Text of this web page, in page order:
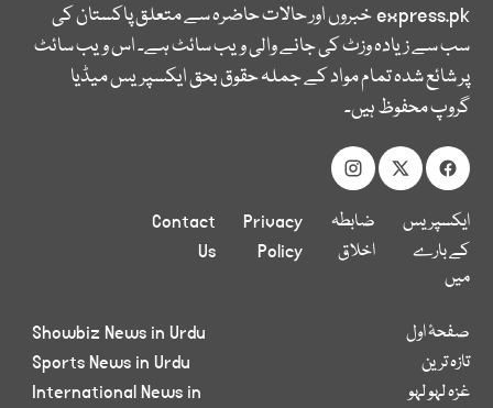
express.pkخبروں اور حالات حاضرہ سے متعلق پاکستان کی
سب سے زیادہ وزٹ کی جانے والی ویب سائٹ ہے۔ اس ویب سائٹ
پر شائع شدہ تمام مواد کے جملہ حقوق بحق ایکسپریس میڈیا
گروپ محفوظ ہیں۔
ایکسپریس
کے بارے
میں
ضابطہ
اخلاق
Privacy
Policy
Contact
Us
صفحۂ اول
تازہ ترین
غزہ لہو لہو
Showbiz News in Urdu
Sports News in Urdu
International News in